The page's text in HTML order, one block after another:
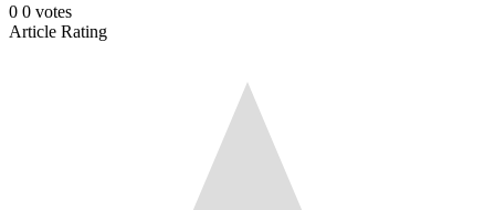
0 0 votes
Article Rating